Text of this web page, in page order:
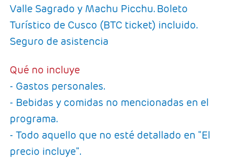
Valle Sagrado y Machu Picchu. Boleto
Turístico de Cusco (BTC ticket) incluido.
Seguro de asistencia
Qué no incluye
- Gastos personales.
- Bebidas y comidas no mencionadas en el
programa.
- Todo aquello que no esté detallado en "El
precio incluye".